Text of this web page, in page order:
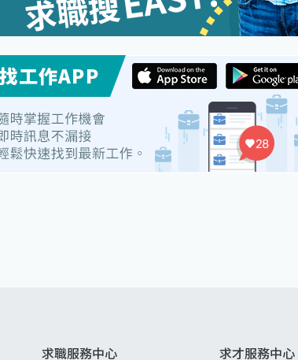
求職服務中心 求才服務中心